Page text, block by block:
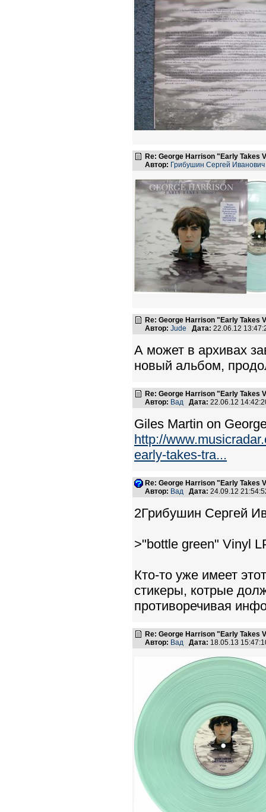
Re: George Harrison "Early Takes
Автор: Грибушин Сергей Иванович
Re: George Harrison "Early Takes
Автор: Jude Дата: 22.06.12
А может в архивах
новый альбом,
Re: George Harrison "Early Takes
Автор: Вад Дата: 22.06.12
Giles Martin on
http://
early-takes-tra...
Re: George Harrison "Early Takes
Автор: Вад Дата: 24.09.12
2Грибушин Сергей
>"bottle green" Vinyl
Кто-то уже имеет
стикеры, котрые
противоречивая
Re: George Harrison "Early Takes
Автор: Вад Дата: 18.05.13